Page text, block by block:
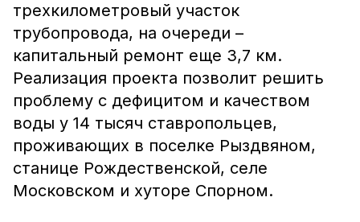
трехкилометровый участок
трубопровода, на очереди –
капитальный ремонт еще 3,7 км.
Реализация проекта позволит решить
проблему с дефицитом и качеством
воды у 14 тысяч ставропольцев,
проживающих в поселке Рыздвяном,
станице Рождественской, селе
Московском и хуторе Спорном.